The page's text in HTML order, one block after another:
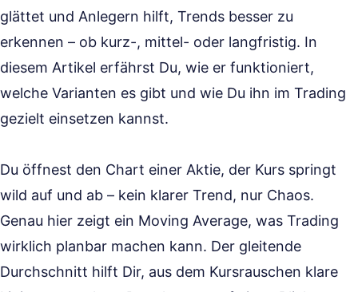
glättet und Anlegern hilft, Trends besser zu
erkennen – ob kurz-, mittel- oder langfristig. In
diesem Artikel erfährst Du, wie er funktioniert,
welche Varianten es gibt und wie Du ihn im Trading
gezielt einsetzen kannst.
Du öffnest den Chart einer Aktie, der Kurs springt
wild auf und ab – kein klarer Trend, nur Chaos.
Genau hier zeigt ein Moving Average, was Trading
wirklich planbar machen kann. Der gleitende
Durchschnitt hilft Dir, aus dem Kursrauschen klare